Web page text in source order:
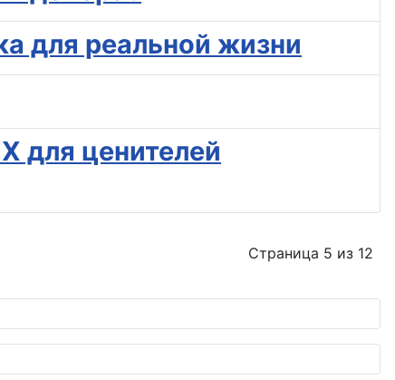
для реальной жизни
для ценителей
Страница 5 из 12